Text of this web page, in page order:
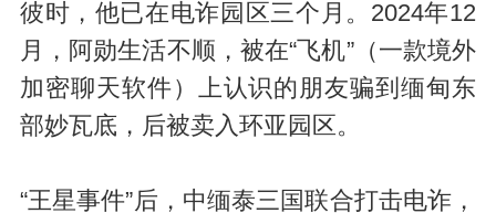
彼时，他已在电诈园区三个月。2024年12
月，阿勋生活不顺，被在“飞机”（一款境外
加密聊天软件）上认识的朋友骗到缅甸东
部妙瓦底，后被卖入环亚园区。
“王星事件”后，中缅泰三国联合打击电诈，